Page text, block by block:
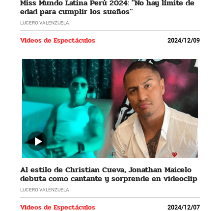
Miss Mundo Latina Perú 2024: "No hay límite de
edad para cumplir los sueños"
LUCERO VALENZUELA
Videos de Espectáculos 2024/12/09
Al estilo de Christian Cueva, Jonathan Maicelo
debuta como cantante y sorprende en videoclip
LUCERO VALENZUELA
Videos de Espectáculos 2024/12/07